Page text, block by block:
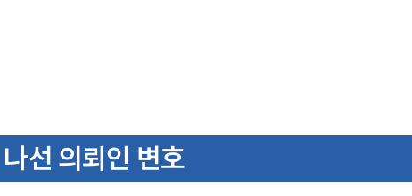
선 의뢰인 변호